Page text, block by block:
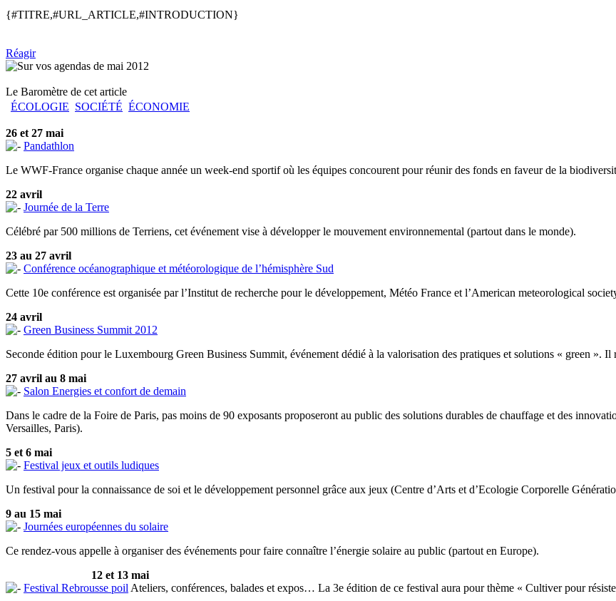
{#TITRE,#URL_ARTICLE,#INTRODUCTION}
Réagir
Le Baromètre de cet article
ÉCOLOGIE SOCIÉTÉ ÉCONOMIE
26 et 27 mai
Pandathlon
Le WWF-France organise chaque année un week-end sportif où les équipes concourent pour réunir des fonds en faveur de la
22 avril
Journée de la Terre
Célébré par 500 millions de Terriens, cet événement vise à développer le mouvement environnemental (partout dans le monde).
23 au 27 avril
Conférence océanographique et météorologique de l’hémisphère Sud
Cette 10e conférence est organisée par l’Institut de recherche pour le développement, Météo France et l’American meteorological
24 avril
Green Business Summit 2012
Seconde édition pour le Luxembourg Green Business Summit, événement dédié à la valorisation des pratiques et solutions « green ».
27 avril au 8 mai
Salon Energies et confort de demain
Dans le cadre de la Foire de Paris, pas moins de 90 exposants proposeront au public des solutions durables de chauffage et des
Versailles, Paris).
5 et 6 mai
Festival jeux et outils ludiques
Un festival pour la connaissance de soi et le développement personnel grâce aux jeux (Centre d’Arts et d’Ecologie Corporelle
9 au 15 mai
Journées européennes du solaire
Ce rendez-vous appelle à organiser des événements pour faire connaître l’énergie solaire au public (partout en Europe).
12 et 13 mai
Festival Rebrousse poil Ateliers, conférences, balades et expos… La 3e édition de ce festival aura pour thème « Cultiver pour